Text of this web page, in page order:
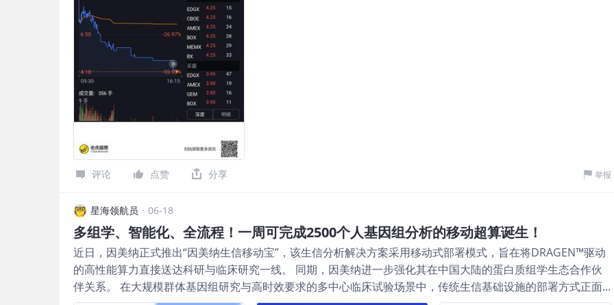
评论 点赞 分享 举报
星海领航员 · 06-18
多组学、智能化、全流程！一周可完成2500个人基因组分析的移动超算诞生！
近日，因美纳正式推出“因美纳生信移动宝”，该生信分析解决方案采用移动式部署模式，旨在将DRAGEN™驱动
的高性能算力直接送达科研与临床研究一线。 同期，因美纳进一步强化其在中国大陆的蛋白质组学生态合作伙
伴关系。 在大规模群体基因组研究与高时效要求的多中心临床试验场景中，传统生信基础设施的部署方式正面